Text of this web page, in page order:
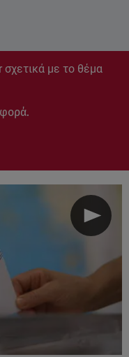
με το θέμα